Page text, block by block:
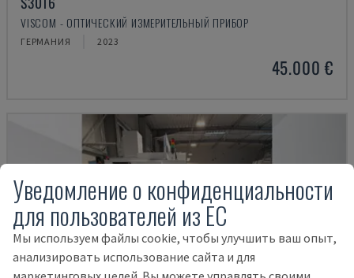
VISCOM - ОПТИЧЕСКИЙ ИЗМЕРИТЕЛЬНЫЙ ПРИБОР
ГЕРМАНИЯ 2023
45.000 €
Уведомление о конфиденциальности
для пользователей из ЕС
Мы используем файлы cookie, чтобы улучшить ваш опыт,
анализировать использование сайта и для